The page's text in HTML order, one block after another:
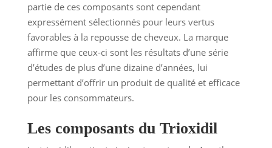
partie de ces composants sont cependant
expressément sélectionnés pour leurs vertus
favorables à la repousse de cheveux. La marque
affirme que ceux-ci sont les résultats d’une série
d’études de plus d’une dizaine d’années, lui
permettant d’offrir un produit de qualité et efficace
pour les consommateurs.
Les composants du Trioxidil